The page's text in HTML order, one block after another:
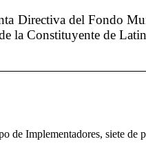
Directiva del Fondo
la Constituyente de
de Implementadores, siete de